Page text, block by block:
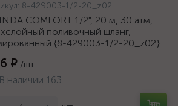
8-429003-1/2-20_z02
COMFORT 1/2", 20 м, 30 атм,
поливочный шланг,
{8-429003-1/2-20_z02}
₽ /шт
В наличии 163